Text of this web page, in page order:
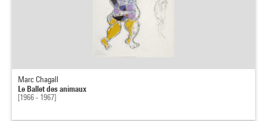
Marc Chagall
Le Ballet des animaux
[1966 - 1967]